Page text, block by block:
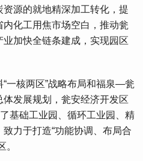
源的就地精深加工转化，提
化工用焦市场空白，推动瓮
加快全链条建成，实现园区
核两区”战略布局和福泉—瓮
发展规划，瓮安经济开发区
基础工业园、循环工业园、精
力于打造“功能协调、布局合
。